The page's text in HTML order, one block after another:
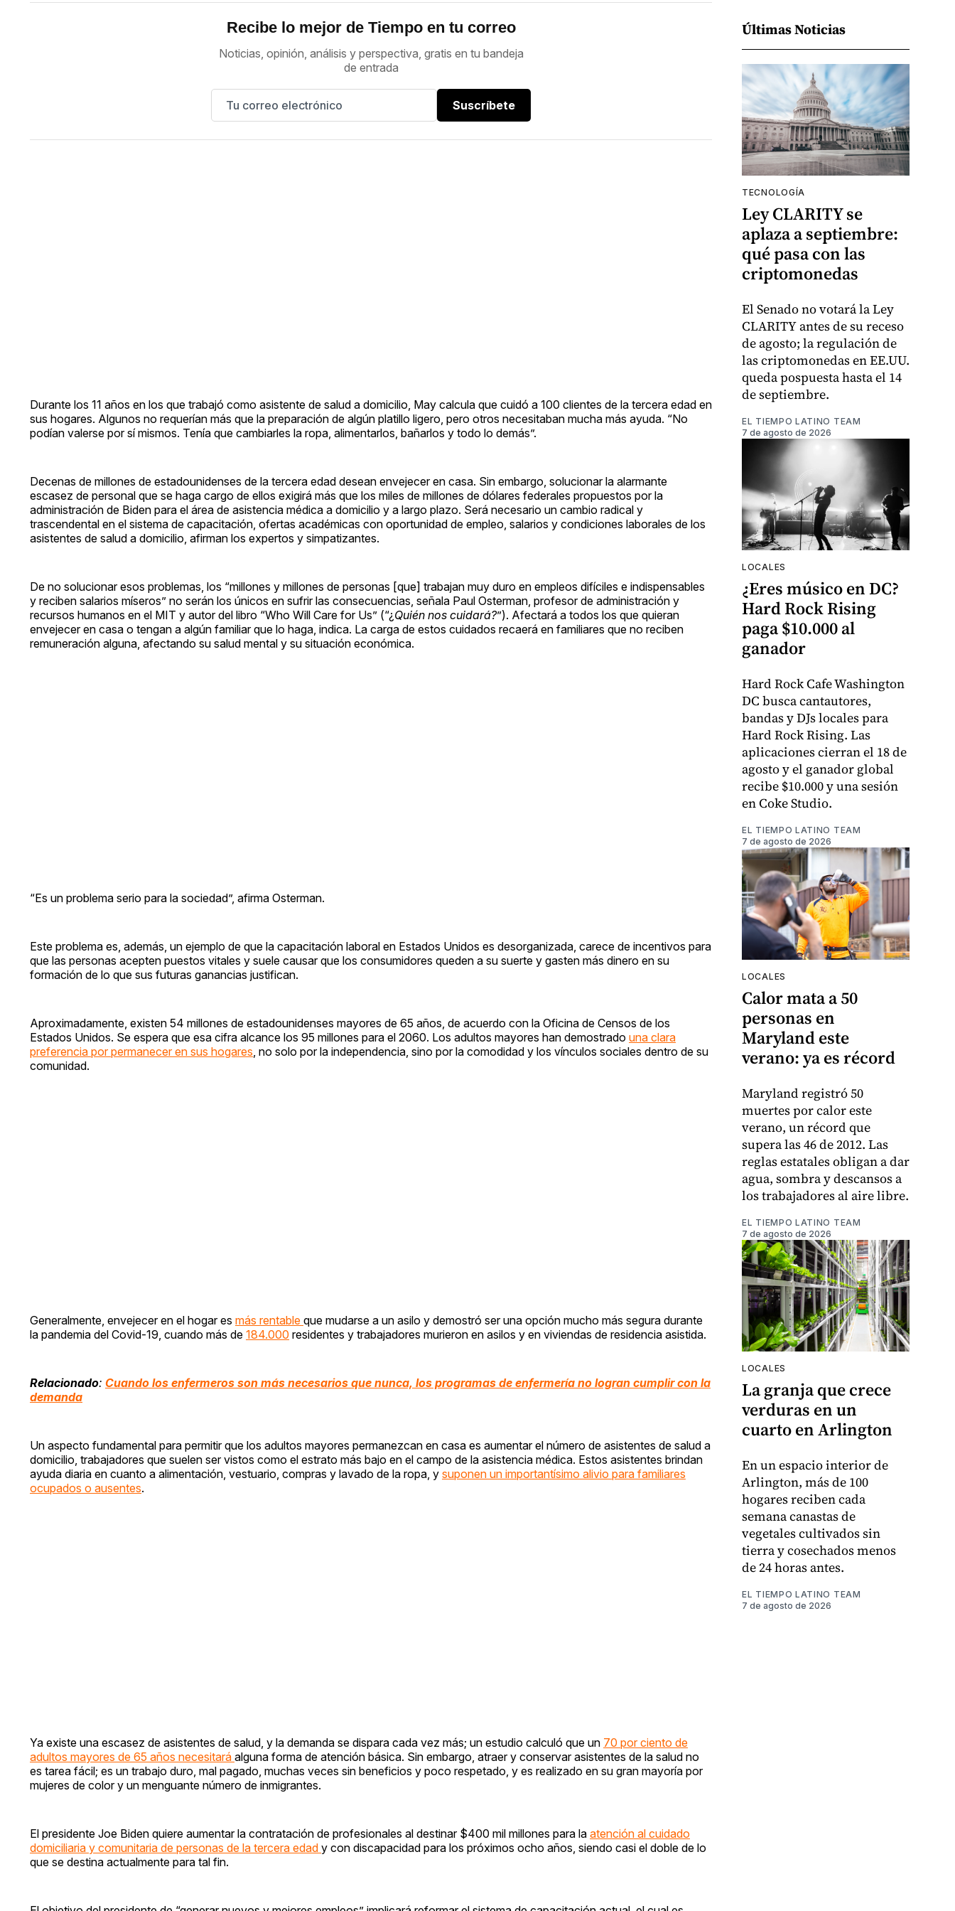
Recibe lo mejor de Tiempo en tu correo
Noticias, opinión, análisis y perspectiva, gratis en tu bandeja
de entrada
Suscríbete
Durante los 11 años en los que trabajó como asistente de salud a domicilio, May calcula que cuidó a 100 clientes de la tercera edad en
sus hogares. Algunos no requerían más que la preparación de algún platillo ligero, pero otros necesitaban mucha más ayuda. “No
podían valerse por sí mismos. Tenía que cambiarles la ropa, alimentarlos, bañarlos y todo lo demás”.
Decenas de millones de estadounidenses de la tercera edad desean envejecer en casa. Sin embargo, solucionar la alarmante
escasez de personal que se haga cargo de ellos exigirá más que los miles de millones de dólares federales propuestos por la
administración de Biden para el área de asistencia médica a domicilio y a largo plazo. Será necesario un cambio radical y
trascendental en el sistema de capacitación, ofertas académicas con oportunidad de empleo, salarios y condiciones laborales de los
asistentes de salud a domicilio, afirman los expertos y simpatizantes.
De no solucionar esos problemas, los “millones y millones de personas [que] trabajan muy duro en empleos difíciles e indispensables
y reciben salarios míseros” no serán los únicos en sufrir las consecuencias, señala Paul Osterman, profesor de administración y
recursos humanos en el MIT y autor del libro “Who Will Care for Us” (“¿ Quién nos cuidará?”). Afectará a todos los que quieran
envejecer en casa o tengan a algún familiar que lo haga, indica. La carga de estos cuidados recaerá en familiares que no reciben
remuneración alguna, afectando su salud mental y su situación económica.
“Es un problema serio para la sociedad”, afirma Osterman.
Este problema es, además, un ejemplo de que la capacitación laboral en Estados Unidos es desorganizada, carece de incentivos para
que las personas acepten puestos vitales y suele causar que los consumidores queden a su suerte y gasten más dinero en su
formación de lo que sus futuras ganancias justifican.
Aproximadamente, existen 54 millones de estadounidenses mayores de 65 años, de acuerdo con la Oficina de Censos de los
Estados Unidos. Se espera que esa cifra alcance los 95 millones para el 2060. Los adultos mayores han demostrado una clara
preferencia por permanecer en sus hogares , no solo por la independencia, sino por la comodidad y los vínculos sociales dentro de su
comunidad.
Generalmente, envejecer en el hogar es más rentable que mudarse a un asilo y demostró ser una opción mucho más segura durante
la pandemia del Covid-19, cuando más de 184.000 residentes y trabajadores murieron en asilos y en viviendas de residencia asistida.
Relacionado: Cuando los enfermeros son más necesarios que nunca, los programas de enfermería no logran cumplir con la
demanda
Un aspecto fundamental para permitir que los adultos mayores permanezcan en casa es aumentar el número de asistentes de salud a
domicilio, trabajadores que suelen ser vistos como el estrato más bajo en el campo de la asistencia médica. Estos asistentes brindan
ayuda diaria en cuanto a alimentación, vestuario, compras y lavado de la ropa, y suponen un importantísimo alivio para familiares
ocupados o ausentes.
Ya existe una escasez de asistentes de salud, y la demanda se dispara cada vez más; un estudio calculó que un 70 por ciento de
adultos mayores de 65 años necesitará alguna forma de atención básica. Sin embargo, atraer y conservar asistentes de la salud no
es tarea fácil; es un trabajo duro, mal pagado, muchas veces sin beneficios y poco respetado, y es realizado en su gran mayoría por
mujeres de color y un menguante número de inmigrantes.
El presidente Joe Biden quiere aumentar la contratación de profesionales al destinar $400 mil millones para la atención al cuidado
domiciliaria y comunitaria de personas de la tercera edad y con discapacidad para los próximos ocho años, siendo casi el doble de lo
que se destina actualmente para tal fin.
Últimas Noticias
TECNOLOGÍA
Ley CLARITY se
aplaza a septiembre:
qué pasa con las
criptomonedas
El Senado no votará la Ley
CLARITY antes de su receso
de agosto; la regulación de
las criptomonedas en EE.UU.
queda pospuesta hasta el 14
de septiembre.
EL TIEMPO LATINO TEAM
7 de agosto de 2026
LOCALES
¿Eres músico en DC?
Hard Rock Rising
paga $10.000 al
ganador
Hard Rock Cafe Washington
DC busca cantautores,
bandas y DJs locales para
Hard Rock Rising. Las
aplicaciones cierran el 18 de
agosto y el ganador global
recibe $10.000 y una sesión
en Coke Studio.
EL TIEMPO LATINO TEAM
7 de agosto de 2026
LOCALES
Calor mata a 50
personas en
Maryland este
verano: ya es récord
Maryland registró 50
muertes por calor este
verano, un récord que
supera las 46 de 2012. Las
reglas estatales obligan a dar
agua, sombra y descansos a
los trabajadores al aire libre.
EL TIEMPO LATINO TEAM
7 de agosto de 2026
LOCALES
La granja que crece
verduras en un
cuarto en Arlington
En un espacio interior de
Arlington, más de 100
hogares reciben cada
semana canastas de
vegetales cultivados sin
tierra y cosechados menos
de 24 horas antes.
EL TIEMPO LATINO TEAM
7 de agosto de 2026